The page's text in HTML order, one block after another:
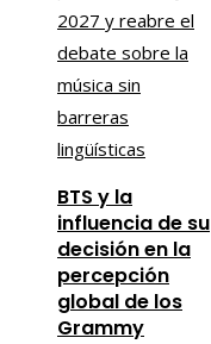
BTS y la
influencia de su
decisión en la
percepción
global de los
Grammy